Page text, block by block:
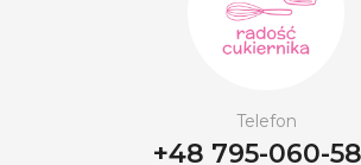
Telefon
+48 795-060-